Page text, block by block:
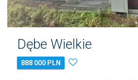
Dębe Wielkie
888 000 PLN